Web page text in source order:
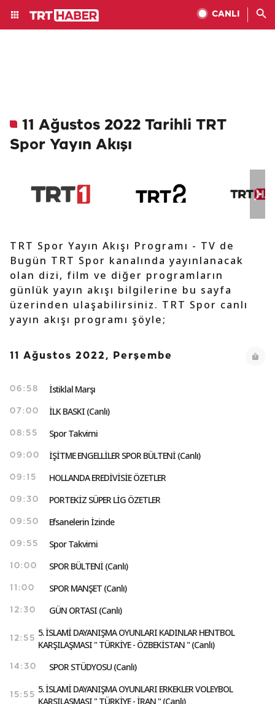
CANLI
11 Ağustos 2022 Tarihli TRT
Spor Yayın Akışı
TRT Spor Yayın Akışı Programı - TV de
Bugün TRT Spor kanalında yayınlanacak
olan dizi, film ve diğer programların
günlük yayın akışı bilgilerine bu sayfa
üzerinden ulaşabilirsiniz. TRT Spor canlı
yayın akışı programı şöyle;
11 Ağustos 2022, Perşembe
06:58 İstiklal Marşı
07:00 İLK BASKI (Canlı)
08:55 Spor Takvimi
09:00 İŞİTME ENGELLİLER SPOR BÜLTENİ (Canlı)
09:15 HOLLANDA EREDİVİSİE ÖZETLER
09:30 PORTEKİZ SÜPER LİG ÖZETLER
09:50 Efsanelerin İzinde
09:55 Spor Takvimi
10:00 SPOR BÜLTENİ (Canlı)
11:00 SPOR MANŞET (Canlı)
12:30 GÜN ORTASI (Canlı)
12:55
5. İSLAMİ DAYANIŞMA OYUNLARI KADINLAR HENTBOL
KARŞILAŞMASI " TÜRKİYE - ÖZBEKİSTAN " (Canlı)
14:30 SPOR STÜDYOSU (Canlı)
15:55
5. İSLAMİ DAYANIŞMA OYUNLARI ERKEKLER VOLEYBOL
KARŞILAŞMASI " TÜRKİYE - İRAN " (Canlı)